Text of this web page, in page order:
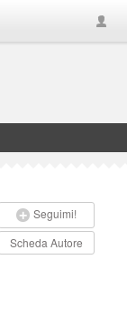
Seguimi!
Scheda Autore